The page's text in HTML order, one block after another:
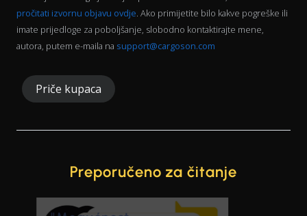
pročitati izvornu objavu ovdje. Ako primijetite bilo kakve pogreške ili
imate prijedloge za poboljšanje, slobodno kontaktirajte mene,
autora, putem e-maila na support@cargoson.com
Priče kupaca
Preporučeno za čitanje